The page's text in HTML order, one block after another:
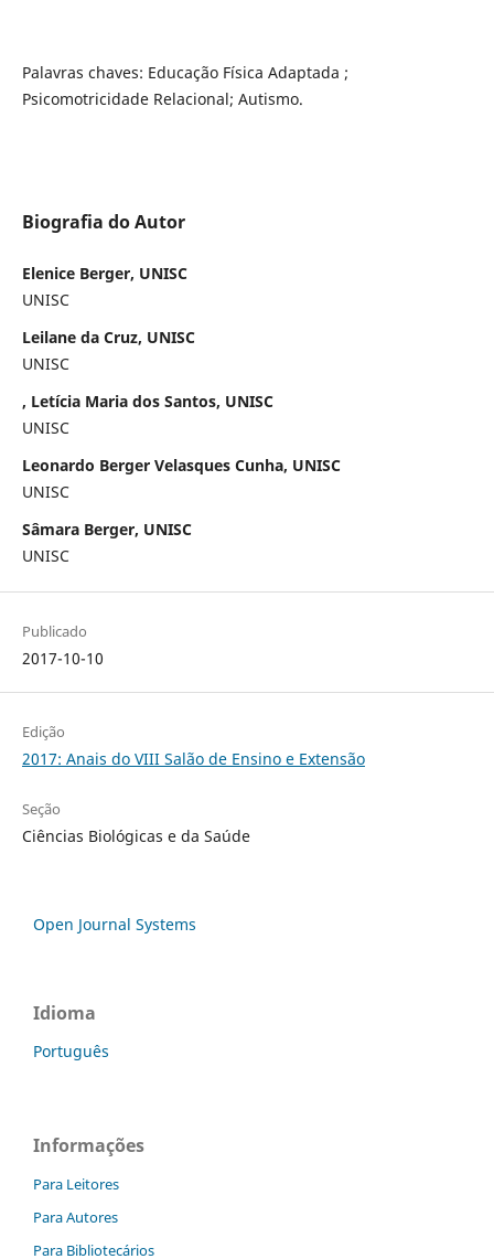
Palavras chaves: Educação Física Adaptada ;
Psicomotricidade Relacional; Autismo.
Biografia do Autor
Elenice Berger, UNISC
UNISC
Leilane da Cruz, UNISC
UNISC
, Letícia Maria dos Santos, UNISC
UNISC
Leonardo Berger Velasques Cunha, UNISC
UNISC
Sâmara Berger, UNISC
UNISC
Publicado
2017-10-10
Edição
2017: Anais do VIII Salão de Ensino e Extensão
Seção
Ciências Biológicas e da Saúde
Open Journal Systems
Idioma
Português
Informações
Para Leitores
Para Autores
Para Bibliotecários